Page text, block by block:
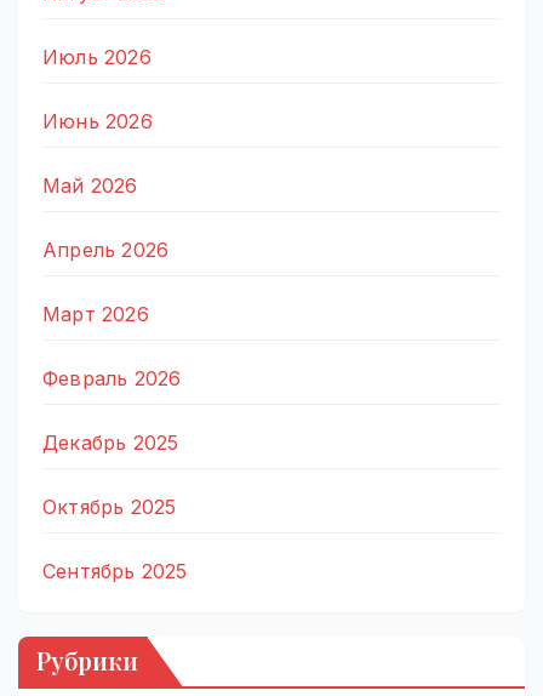
Июль 2026
Июнь 2026
Май 2026
Апрель 2026
Март 2026
Февраль 2026
Декабрь 2025
Октябрь 2025
Сентябрь 2025
Рубрики